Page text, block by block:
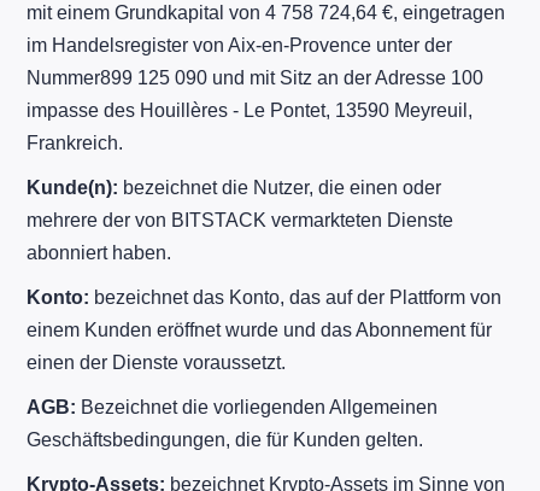
mit einem Grundkapital von 4 758 724,64 €, eingetragen
im Handelsregister von Aix-en-Provence unter der
Nummer899 125 090 und mit Sitz an der Adresse 100
impasse des Houillères - Le Pontet, 13590 Meyreuil,
Frankreich.
Kunde(n): bezeichnet die Nutzer, die einen oder
mehrere der von BITSTACK vermarkteten Dienste
abonniert haben.
Konto: bezeichnet das Konto, das auf der Plattform von
einem Kunden eröffnet wurde und das Abonnement für
einen der Dienste voraussetzt.
AGB: Bezeichnet die vorliegenden Allgemeinen
Geschäftsbedingungen, die für Kunden gelten.
Krypto-Assets: bezeichnet Krypto-Assets im Sinne von